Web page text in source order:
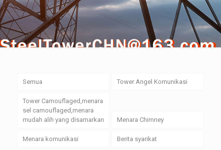
Semua Tower Angel Komunikasi
Tower Camouflaged,menara
sel camouflaged,menara
mudah alih yang disamarkan
Menara Chimney
Menara komunikasi Berita syarikat